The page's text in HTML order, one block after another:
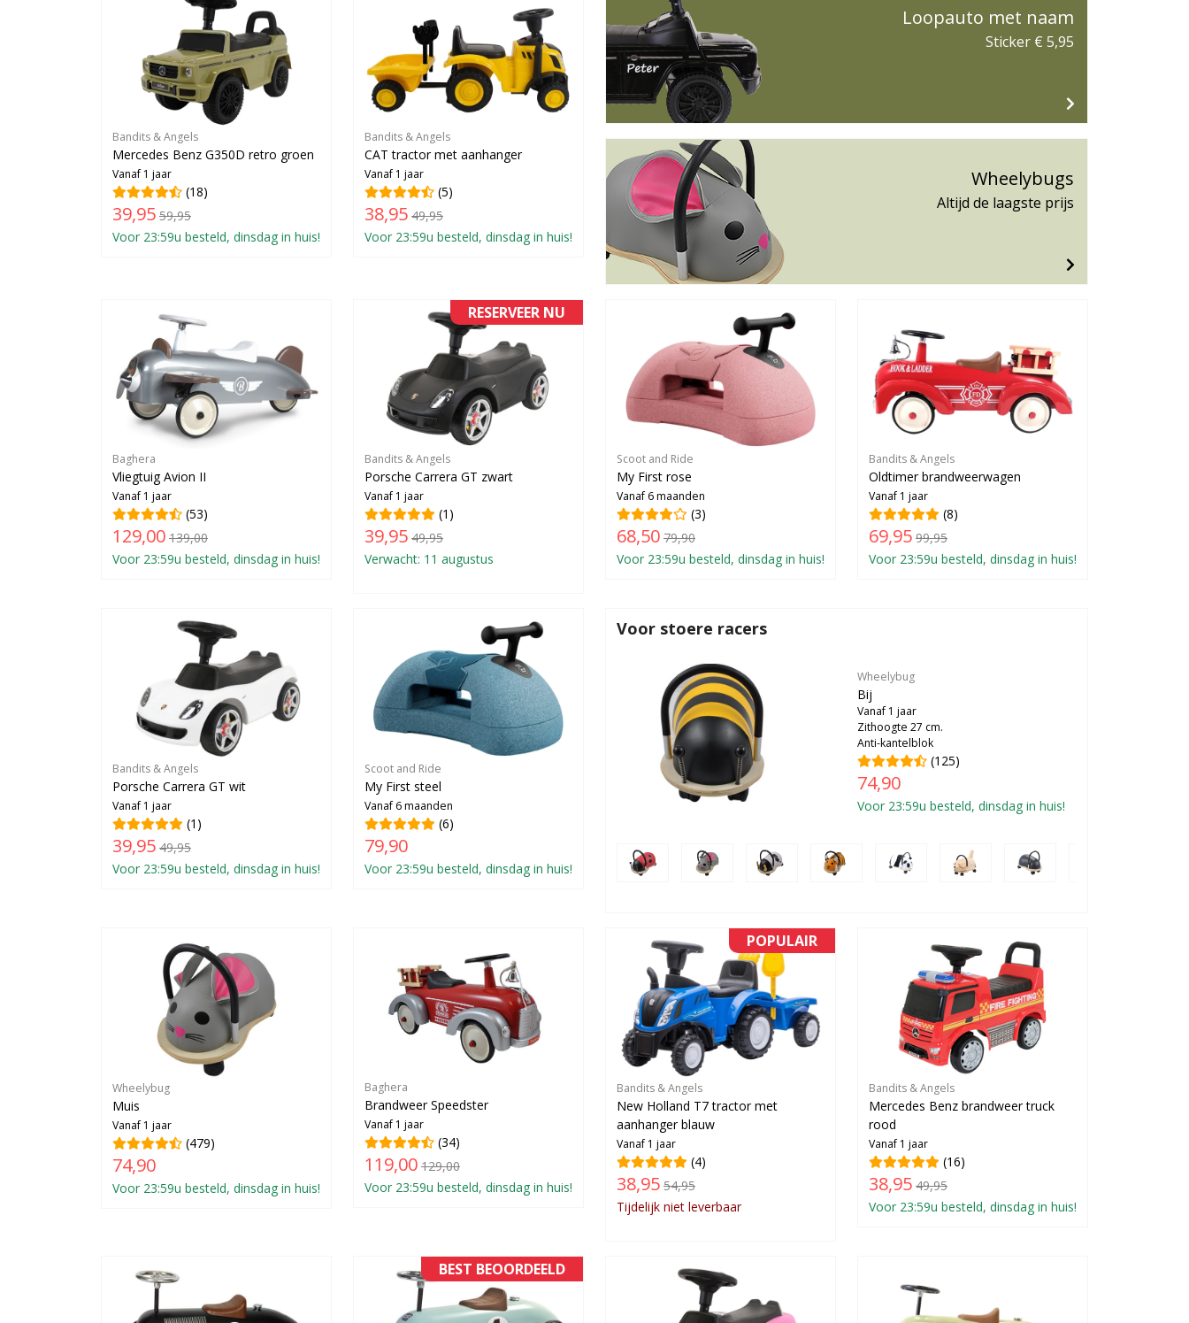
Bandits & Angels
Mercedes Benz G350D retro groen
Vanaf 1 jaar
(18)
39,95 59,95
Voor 23:59u besteld, dinsdag in huis!
Bandits & Angels
CAT tractor met aanhanger
Vanaf 1 jaar
(5)
38,95 49,95
Voor 23:59u besteld, dinsdag in huis!
Loopauto met naam
Sticker € 5,95
Wheelybugs
Altijd de laagste prijs
Baghera
Vliegtuig Avion II
Vanaf 1 jaar
(53)
129,00 139,00
Voor 23:59u besteld, dinsdag in huis!
RESERVEER NU
Bandits & Angels
Porsche Carrera GT zwart
Vanaf 1 jaar
(1)
39,95 49,95
Verwacht: 11 augustus
Scoot and Ride
My First rose
Vanaf 6 maanden
(3)
68,50 79,90
Voor 23:59u besteld, dinsdag in huis!
Bandits & Angels
Oldtimer brandweerwagen
Vanaf 1 jaar
(8)
69,95 99,95
Voor 23:59u besteld, dinsdag in huis!
Bandits & Angels
Porsche Carrera GT wit
Vanaf 1 jaar
(1)
39,95 49,95
Voor 23:59u besteld, dinsdag in huis!
Scoot and Ride
My First steel
Vanaf 6 maanden
(6)
79,90
Voor 23:59u besteld, dinsdag in huis!
Voor stoere racers
Wheelybug
Bij
Vanaf 1 jaar
Zithoogte 27 cm.
Anti-kantelblok
(125)
74,90
Voor 23:59u besteld, dinsdag in huis!
Wheelybug
Muis
Vanaf 1 jaar
(479)
74,90
Voor 23:59u besteld, dinsdag in huis!
Baghera
Brandweer Speedster
Vanaf 1 jaar
(34)
119,00 129,00
Voor 23:59u besteld, dinsdag in huis!
POPULAIR
Bandits & Angels
New Holland T7 tractor met
aanhanger blauw
Vanaf 1 jaar
(4)
38,95 54,95
Tijdelijk niet leverbaar
Bandits & Angels
Mercedes Benz brandweer truck
rood
Vanaf 1 jaar
(16)
38,95 49,95
Voor 23:59u besteld, dinsdag in huis!
BEST BEOORDEELD